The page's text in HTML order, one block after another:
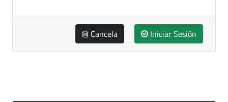
Cancela Iniciar Sesión